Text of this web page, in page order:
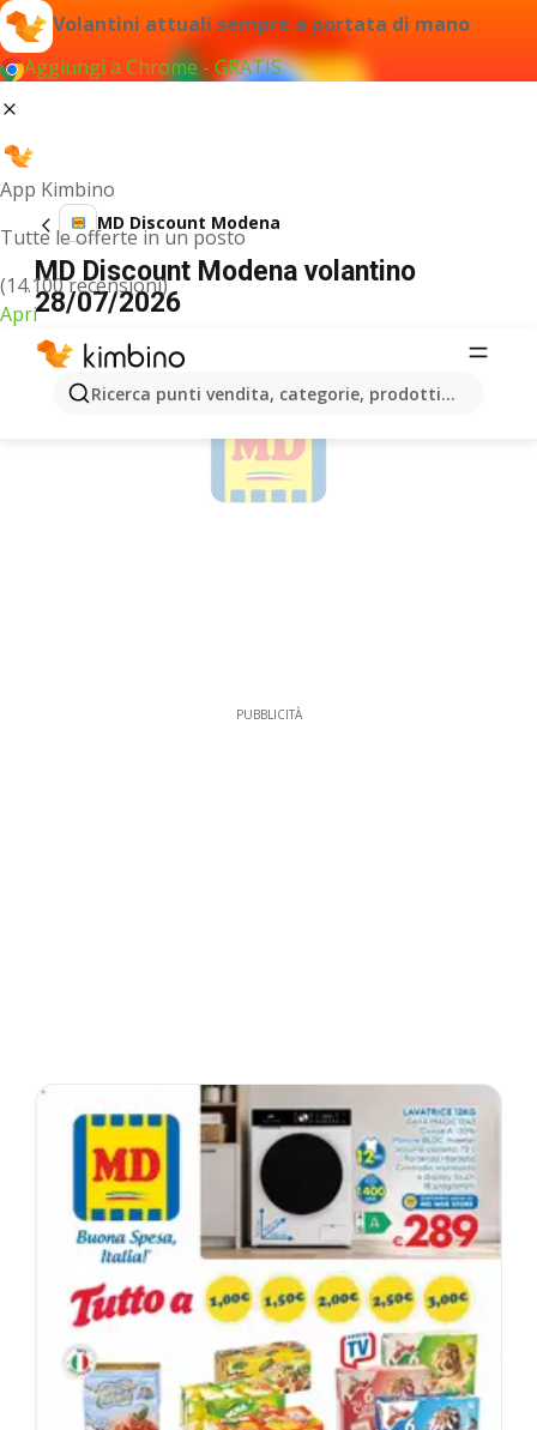
Volantini attuali sempre a portata di mano
Aggiungi a Chrome - GRATIS
App Kimbino
Tutte le offerte in un posto
(14.100 recensioni)
Apri
Ricerca punti vendita, categorie, prodotti...
MD Discount Modena
MD Discount Modena volantino
28/07/2026
PUBBLICITÀ